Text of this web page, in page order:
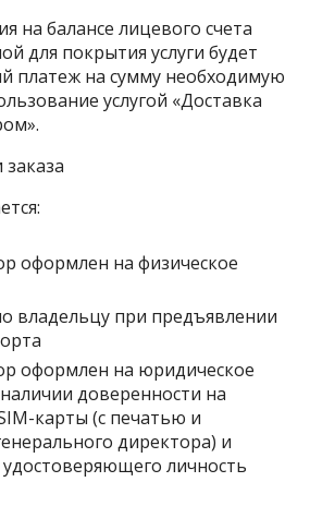
на балансе лицевого счета
для покрытия услуги будет
платеж на сумму необходимую
услугой «Доставка
оформлен на физическое
владельцу при предъявлении
оформлен на юридическое
доверенности на
карты (с печатью и
директора) и
личность